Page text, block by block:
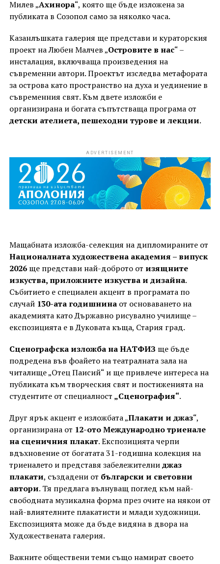
Милев „Ахинора“, която ще бъде изложена за
публиката в Созопол само за няколко часа.
Казанлъшката галерия ще представи и кураторския
проект на Любен Малчев „Островите в нас“ –
инсталация, включваща произведения на
съвременни автори. Проектът изследва метафората
за острова като пространство на духа и уединение в
съвременния свят. Към двете изложби е
организирана и богата съпътстваща програма от
детски ателиета, пешеходни турове и лекции.
ADVERTISEMENT
Мащабната изложба-селекция на дипломираните от
Националната художествена академия – випуск
2026ще представи най-доброто от изящните
изкуства, приложните изкуства и дизайна.
Събитието е специален акцент в програмата по
случай 130-ата годишнинаот основаването на
академията като Държавно рисувално училище –
експозицията е в Дуковата къща, Стария град.
Сценографска изложба на НАТФИЗ ще бъде
подредена във фоайето на театралната зала на
читалище „Отец Паисий“ и ще привлече интереса на
публиката към творческия свят и постиженията на
студентите от специалност „Сценография“.
Друг ярък акцент е изложбата „Плакати и джаз“,
организирана от 12-ото Международно триенале
на сценичния плакат. Експозицията черпи
вдъхновение от богатата 31-годишна колекция на
триеналето и представя забележителниджаз
плакати, създадени от български и световни
автори. Тя предлага вълнуващ поглед към най-
свободната музикална форма през очите на някои от
най-влиятелните плакатисти и млади художници.
Експозицията може да бъде видяна в двора на
Художествената галерия.
Важните обществени теми също намират своето